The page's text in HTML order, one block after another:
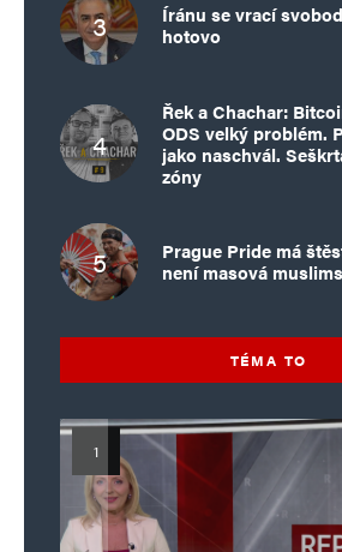
Íránu se vrací
hotovo
Řek a Chachar:
ODS velký problém.
jako naschvál.
zóny
Prague Pride má
není masová
TÉMA TO
Islamistický teror v
Mýty o Václavu
Vymíráme a